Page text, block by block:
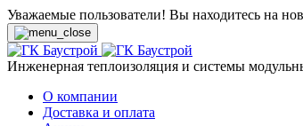
Уважаемые пользователи! Вы находитесь на
Инженерная теплоизоляция и системы
О компании
Доставка и оплата